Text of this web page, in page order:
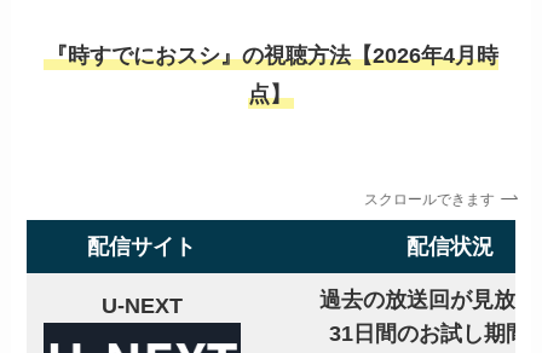
『時すでにおスシ』の視聴方法【2026年4月時
点】
スクロールできます
配信サイト 配信状況
U-NEXT
過去の放送回が見放題
31日間のお試し期間